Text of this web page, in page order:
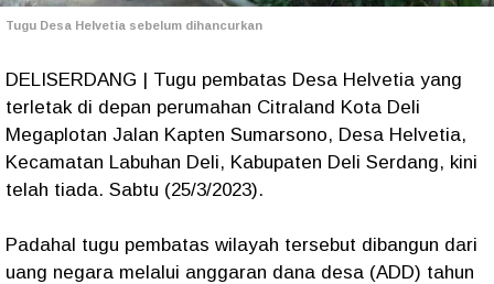
Tugu Desa Helvetia sebelum dihancurkan
DELISERDANG | Tugu pembatas Desa Helvetia yang
terletak di depan perumahan Citraland Kota Deli
Megaplotan Jalan Kapten Sumarsono, Desa Helvetia,
Kecamatan Labuhan Deli, Kabupaten Deli Serdang, kini
telah tiada. Sabtu (25/3/2023).
Padahal tugu pembatas wilayah tersebut dibangun dari
uang negara melalui anggaran dana desa (ADD) tahun